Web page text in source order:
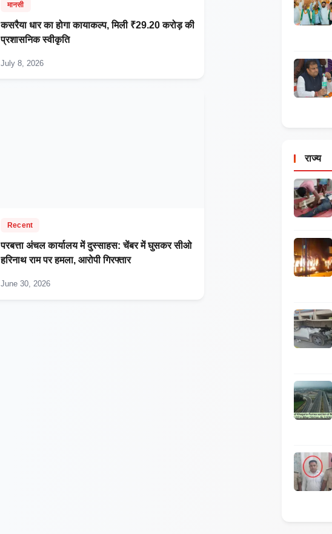
मानसी
कसरैया धार का होगा कायाकल्प, मिली ₹29.20 करोड़ की
प्रशासनिक स्वीकृति
July 8, 2026
Recent
परबत्ता अंचल कार्यालय में दुस्साहस: चेंबर में घुसकर सीओ
हरिनाथ राम पर हमला, आरोपी गिरफ्तार
June 30, 2026
राज्य